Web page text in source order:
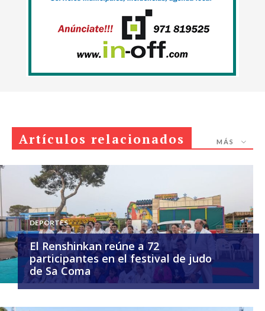
Artículos relacionados MÁS
DEPORTES
El Renshinkan reúne a 72
participantes en el festival de judo
de Sa Coma